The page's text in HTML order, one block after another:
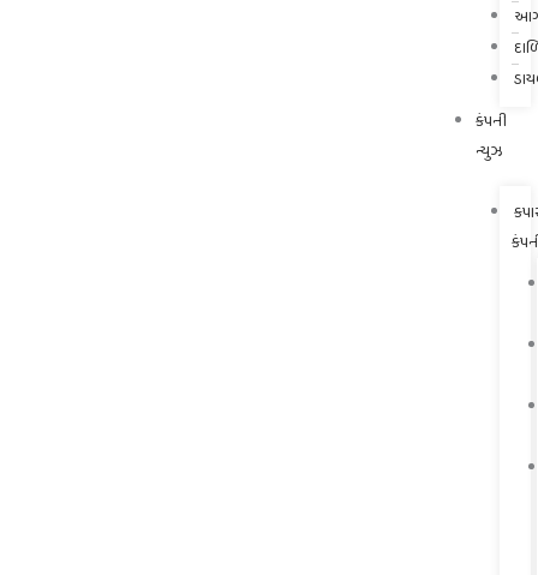
કંપની
ન્યુઝ